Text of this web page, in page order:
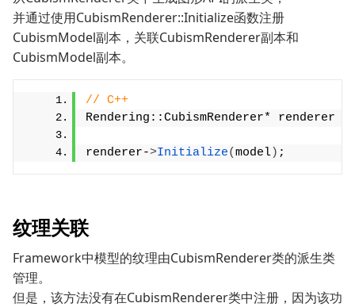
并通过使用CubismRenderer::Initialize函数注册
CubismModel副本，关联CubismRenderer副本和
CubismModel副本。
// C++
Rendering::CubismRenderer* renderer
renderer->Initialize(model) ;
纹理关联
Framework中模型的纹理由CubismRenderer类的派生类
管理。
但是，该方法没有在CubismRenderer类中注册，因为该功